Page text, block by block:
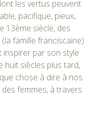
les vertus peuvent
pacifique, pieux,
13ème siècle, des
famille franciscaine)
inspirer par son style
huit siècles plus tard,
chose à dire à nos
femmes, à travers